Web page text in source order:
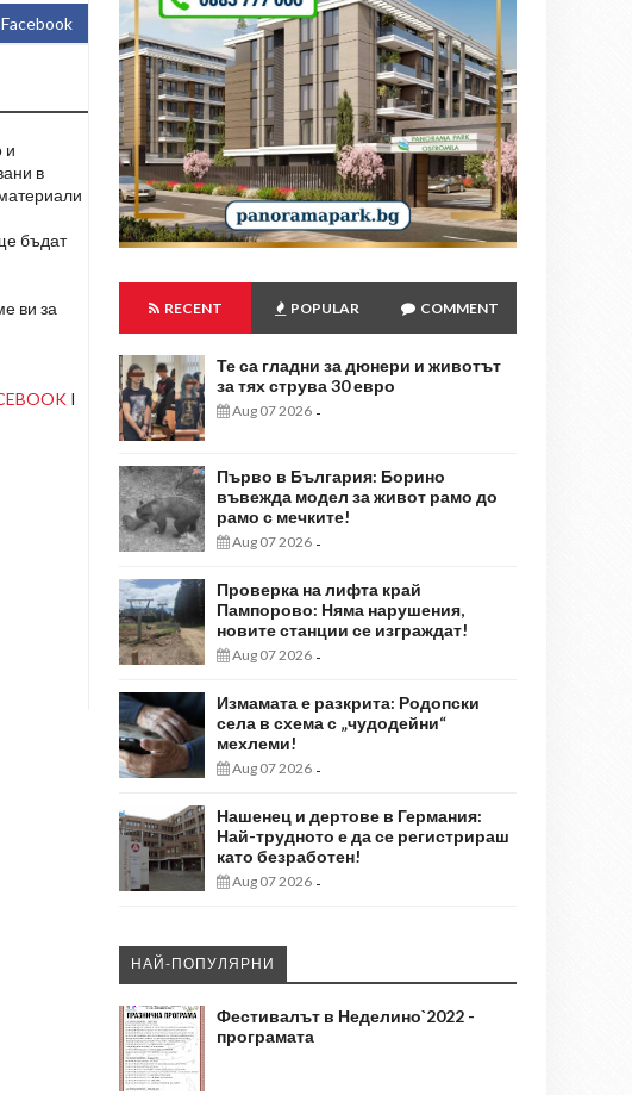
Facebook
и
в
бъдат
ви за
I
RECENT POPULAR COMMENT
Те са гладни за дюнери и животът
за тях струва 30 евро
Aug 07 2026 -
Първо в България: Борино
въвежда модел за живот рамо до
рамо с мечките!
Aug 07 2026 -
Проверка на лифта край
Пампорово: Няма нарушения,
новите станции се изграждат!
Aug 07 2026 -
Измамата е разкрита: Родопски
села в схема с „чудодейни“
мехлеми!
Aug 07 2026 -
Нашенец и дертове в Германия:
Най-трудното е да се регистрираш
като безработен!
Aug 07 2026 -
НАЙ-ПОПУЛЯРНИ
Фестивалът в Неделино`2022 -
програмата